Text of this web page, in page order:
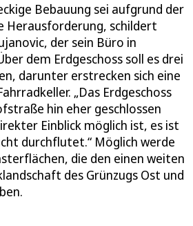
Bebauung sei aufgrund der
Herausforderung, schildert
der sein Büro in
dem Erdgeschoss soll es drei
darunter erstrecken sich eine
„Das Erdgeschoss
hin eher geschlossen
Einblick möglich ist, es ist
durchflutet.“ Möglich werde
die den einen weiten
des Grünzugs Ost und